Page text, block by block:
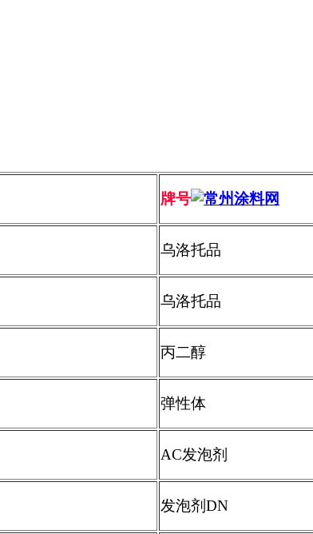
牌号
乌洛托品
乌洛托品
丙二醇
弹性体
AC发泡剂
发泡剂DN